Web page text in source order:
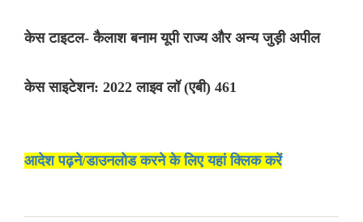
केस टाइटल- कैलाश बनाम यूपी राज्य और अन्य जुड़ी अपील
केस साइटेशन: 2022 लाइव लॉ (एबी) 461
आदेश पढ़ने/डाउनलोड करने के लिए यहां क्लिक करें